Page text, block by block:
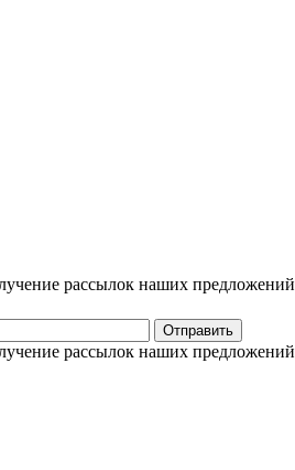
рассылок наших предложений
рассылок наших предложений